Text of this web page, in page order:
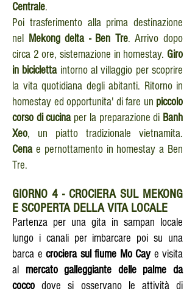
Centrale.
Poi trasferimento alla prima destinazione
nel
Mekong delta - Ben Tre. Arrivo dopo
circa 2 ore, sistemazione in homestay. Giro
in bicicletta intorno al villaggio per scoprire
la vita quotidiana degli abitanti. Ritorno in
homestay ed opportunita' di fare un piccolo
corso di cucinaper la preparazione di Banh
Xeo, un piatto tradizionale vietnamita.
Cenae pernottamento in homestay a Ben
Tre.
GIORNO 4 - CROCIERA SUL MEKONG
E SCOPERTA DELLA VITA LOCALE
Partenza per una gita in sampan locale
lungo i canali per imbarcare poi su una
barca e crociera sul fiume Mo Caye visita
al mercato galleggiante delle palme da
coccodove si osservano le attività di